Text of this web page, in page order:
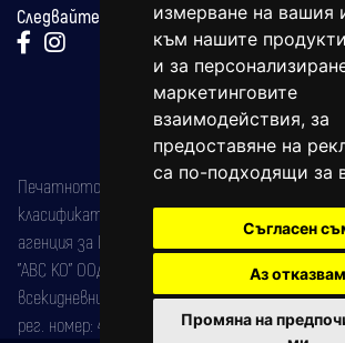
измерване на вашия
към нашите
и за
маркетинговите
взаимодействия, за
предоставяне на
са по-подходящи за
Съгласен
Аз отказвам
Промяна на
Следвайте ни:
Печатното издание на вестника е
класификатор на печатните издания
агенция за ISSN) под номер: ISSN 1312-4722.
"АВС КО" ООД е притежател на марката: Вяра
всекидневник на югозападна България, със
рег. номер: 47857/11.05.2004 година.